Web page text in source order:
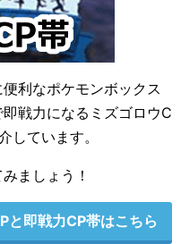
利なポケモンボックス
戦力になるミズゴロウC
しています。
ましょう！
と即戦力CP帯はこちら